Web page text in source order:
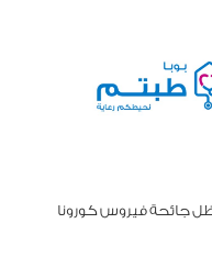
جائحة فيروس كورونا